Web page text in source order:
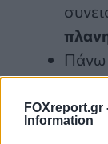
FOXreport.gr
Information
Πάνω